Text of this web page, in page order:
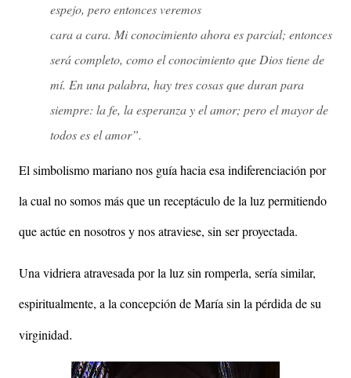
espejo, pero entonces veremos
cara a cara. Mi conocimiento ahora es parcial; entonces
será completo, como el conocimiento que Dios tiene de
mí. En una palabra, hay tres cosas que duran para
siempre: la fe, la esperanza y el amor; pero el mayor de
todos es el amor”.
El simbolismo mariano nos guía hacia esa indiferenciación por
la cual no somos más que un receptáculo de la luz permitiendo
que actúe en nosotros y nos atraviese, sin ser proyectada.
Una vidriera atravesada por la luz sin romperla, sería similar,
espiritualmente, a la concepción de María sin la pérdida de su
virginidad.